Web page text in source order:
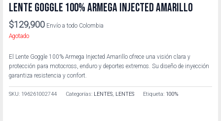
LENTE GOGGLE 100% ARMEGA INJECTED AMARILLO
$129,900 Envío a todo Colombia
Agotado
El Lente Goggle 100% Armega Injected Amarillo ofrece una visión clara y
protección para motocross, enduro y deportes extremos. Su diseño de inyección
garantiza resistencia y confort.
SKU: 196261002744 Categorías: LENTES, LENTES Etiqueta: 100%